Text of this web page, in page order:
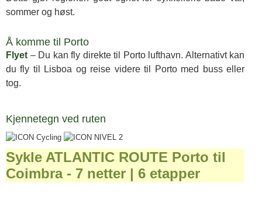
sommer og høst.
Å komme til Porto
Flyet – Du kan fly direkte til Porto lufthavn. Alternativt kan
du fly til Lisboa og reise videre til Porto med buss eller
tog.
Kjennetegn ved ruten
Sykle ATLANTIC ROUTE Porto til
Coimbra - 7 netter | 6 etapper